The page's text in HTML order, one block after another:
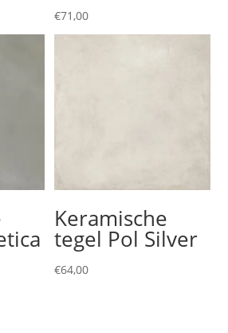
€71,00
Keramische
tegel Pol Silver
€64,00